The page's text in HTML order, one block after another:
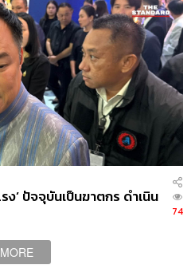
’ ปัจจุบันเป็นฆาตกร ดำเนิน
74
MORE